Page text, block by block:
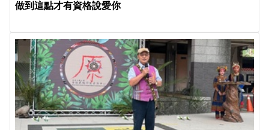
做到這點才有資格說愛你